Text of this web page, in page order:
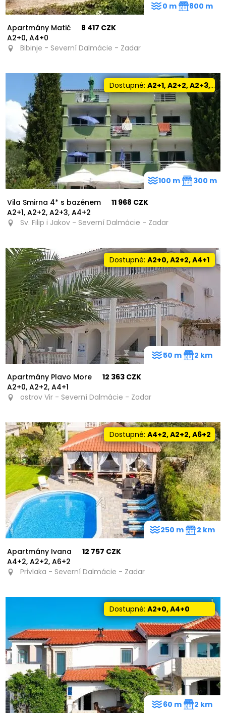
Apartmány Matić
A2+0, A4+0
8 417 CZK
Bibinje - Severní Dalmácie - Zadar
0 m 800 m
Dostupné:A2+1, A2+2, A2+3, A4+2
Vila Smirna 4* s bazénem
A2+1, A2+2, A2+3, A4+2
11 968 CZK
Sv. Filip i Jakov - Severní Dalmácie - Zadar
100 m 300 m
Dostupné:A2+0, A2+2, A4+1
Apartmány Plavo More
A2+0, A2+2, A4+1
12 363 CZK
ostrov Vir - Severní Dalmácie - Zadar
50 m 2 km
Dostupné:A4+2, A2+2, A6+2
Apartmány Ivana
A4+2, A2+2, A6+2
12 757 CZK
Privlaka - Severní Dalmácie - Zadar
250 m 2 km
Dostupné:A2+0, A4+0
60 m 2 km